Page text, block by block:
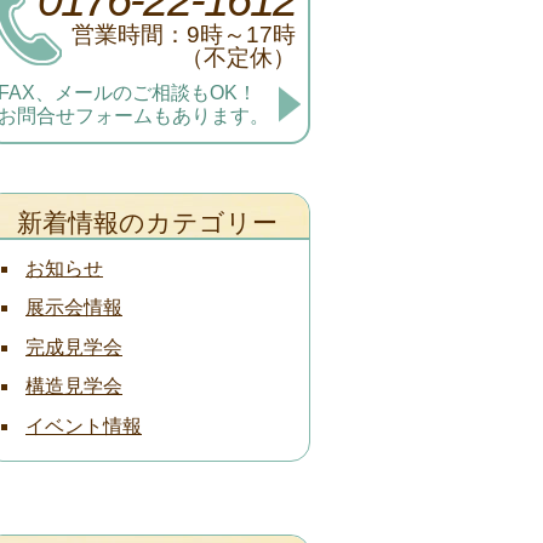
営業時間：9時～17時
（不定休）
、メールのご相談もOK！
問合せフォームもあります。
新着情報のカテゴリー
お知らせ
展示会情報
完成見学会
構造見学会
イベント情報